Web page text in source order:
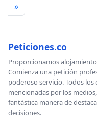
»
Peticiones.co
Proporcionamos
Comienza una petición
poderoso servicio. Todos
mencionadas por los
fantástica manera de
decisiones.